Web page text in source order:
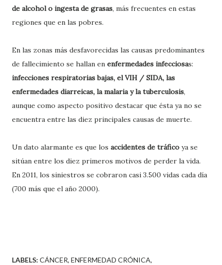
de alcohol o ingesta de grasas, más frecuentes en estas
regiones que en las pobres.
En las zonas más desfavorecidas las causas predominantes
de fallecimiento se hallan en enfermedades infecciosas:
infecciones respiratorias bajas, el VIH / SIDA, las
enfermedades diarreicas, la malaria y la tuberculosis,
aunque como aspecto positivo destacar que ésta ya no se
encuentra entre las diez principales causas de muerte.
Un dato alarmante es que los accidentes de tráfico ya se
sitúan entre los diez primeros motivos de perder la vida.
En 2011, los siniestros se cobraron casi 3.500 vidas cada día
(700 más que el año 2000).
LABELS: CÁNCER ENFERMEDAD CRÓNICA